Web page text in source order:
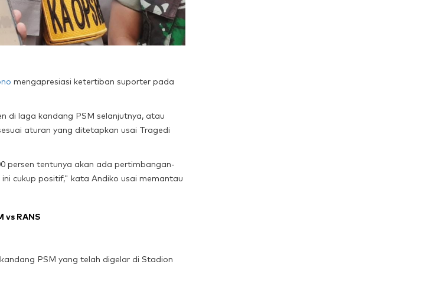
mengapresiasi ketertiban suporter pada
di laga kandang PSM selanjutnya, atau
aturan yang ditetapkan usai Tragedi
persen tentunya akan ada pertimbangan-
cukup positif," kata Andiko usai memantau
vs RANS
PSM yang telah digelar di Stadion